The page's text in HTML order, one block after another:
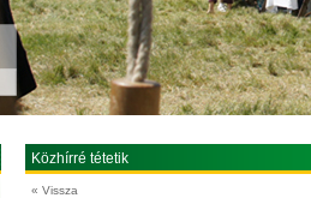
Közhírré tétetik
« Vissza